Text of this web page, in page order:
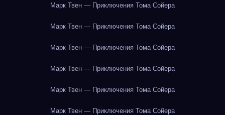
Марк Твен — Приключения Тома Сойера
Марк Твен — Приключения Тома Сойера
Марк Твен — Приключения Тома Сойера
Марк Твен — Приключения Тома Сойера
Марк Твен — Приключения Тома Сойера
Марк Твен — Приключения Тома Сойера